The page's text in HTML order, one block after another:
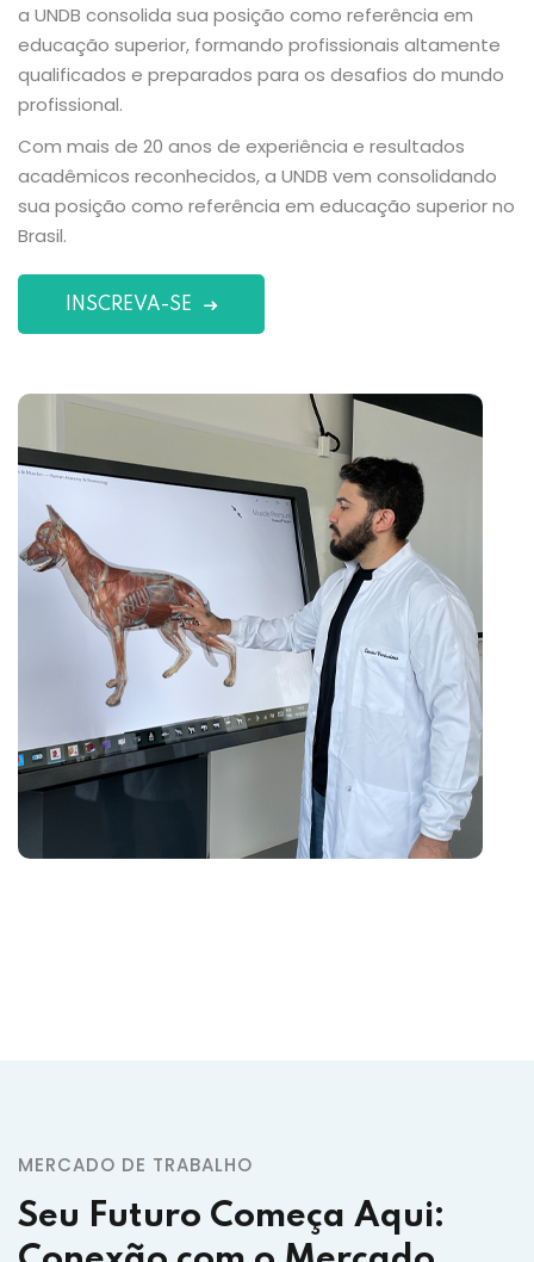
a UNDB consolida sua posição como referência em
educação superior, formando profissionais altamente
qualificados e preparados para os desafios do mundo
profissional.
Com mais de 20 anos de experiência e resultados
acadêmicos reconhecidos, a UNDB vem consolidando
sua posição como referência em educação superior no
Brasil.
INSCREVA-SE
MERCADO DE TRABALHO
Seu Futuro Começa Aqui: